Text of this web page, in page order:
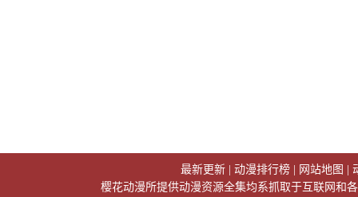
最新更新 动漫排行榜 网站地图
樱花动漫所提供动漫资源全集均系抓取于互联网和